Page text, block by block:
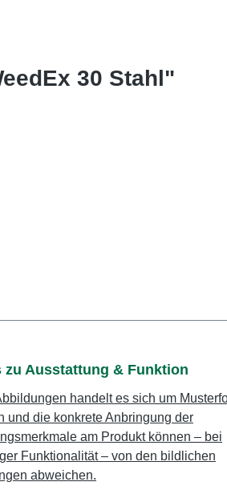
30 Stahl"
zu Ausstattung & Funktion
handelt es sich um
und die konkrete Anbringung der
am Produkt können – bei
Funktionalität – von den bildlichen
abweichen.